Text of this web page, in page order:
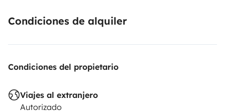
Mascota : 13€ por día
Condiciones de alquiler
Condiciones del propietario
Viajes al extranjero
Autorizado